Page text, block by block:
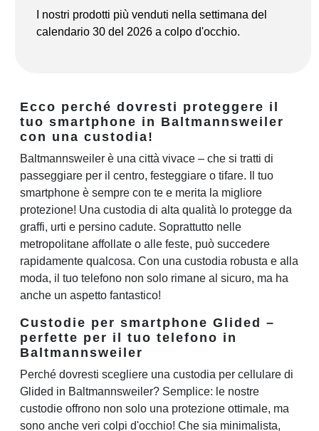
I nostri prodotti più venduti nella settimana del
calendario 30 del 2026 a colpo d'occhio.
Ecco perché dovresti proteggere il
tuo smartphone in Baltmannsweiler
con una custodia!
Baltmannsweiler è una città vivace – che si tratti di
passeggiare per il centro, festeggiare o tifare. Il tuo
smartphone è sempre con te e merita la migliore
protezione! Una custodia di alta qualità lo protegge da
graffi, urti e persino cadute. Soprattutto nelle
metropolitane affollate o alle feste, può succedere
rapidamente qualcosa. Con una custodia robusta e alla
moda, il tuo telefono non solo rimane al sicuro, ma ha
anche un aspetto fantastico!
Custodie per smartphone Glided –
perfette per il tuo telefono in
Baltmannsweiler
Perché dovresti scegliere una custodia per cellulare di
Glided in Baltmannsweiler? Semplice: le nostre
custodie offrono non solo una protezione ottimale, ma
sono anche veri colpi d'occhio! Che sia minimalista,